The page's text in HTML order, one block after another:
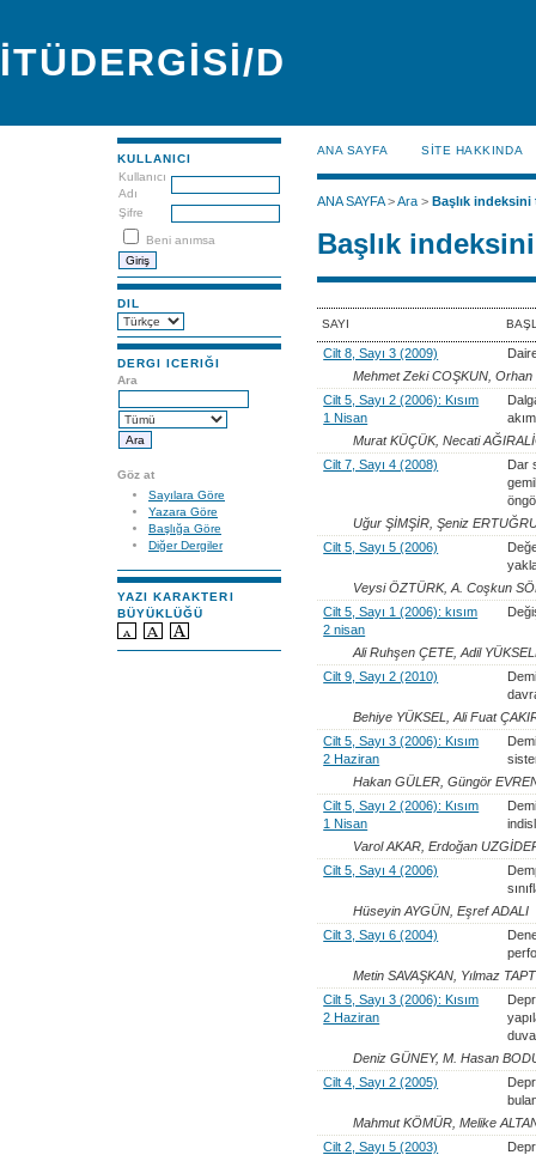
İTÜDERGİSİ/D
KULLANICI
Kullanıcı
Adı
Şifre
Beni anımsa
DIL
DERGI ICERIĞI
Ara
Göz at
Sayılara Göre
Yazara Göre
Başlığa Göre
Diğer Dergiler
YAZI KARAKTERI
BÜYÜKLÜĞÜ
ANA SAYFA SİTE HAKKINDA
ANA SAYFA>Ara> Başlık indeksini
Başlık
SAYI
Cilt 8, Sayı 3 (2009)
Mehmet Zeki COŞKUN, Orhan
Cilt 5, Sayı 2 (2006): Kısım
1 Nisan
Murat KÜÇÜK, Necati
Cilt 7, Sayı 4 (2008)
Dar
Uğur ŞİMŞİR, Şeniz
Cilt 5, Sayı 5 (2006)
Veysi ÖZTÜRK, A. Coşkun
Cilt 5, Sayı 1 (2006): kısım
2 nisan
Ali Ruhşen ÇETE, Adil
Cilt 9, Sayı 2 (2010)
Behiye YÜKSEL, Ali Fuat
Cilt 5, Sayı 3 (2006): Kısım
2 Haziran
Hakan GÜLER, Güngör
Cilt 5, Sayı 2 (2006): Kısım
1 Nisan
Varol AKAR, Erdoğan
Cilt 5, Sayı 4 (2006)
Hüseyin AYGÜN, Eşref ADALI
Cilt 3, Sayı 6 (2004)
Metin SAVAŞKAN, Yılmaz
Cilt 5, Sayı 3 (2006): Kısım
2 Haziran
Deniz GÜNEY, M. Hasan
Cilt 4, Sayı 2 (2005)
Mahmut KÖMÜR, Melike
Cilt 2, Sayı 5 (2003)